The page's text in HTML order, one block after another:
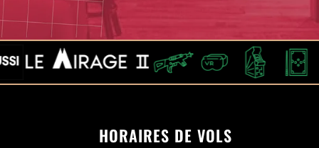
HORAIRES DE VOLS